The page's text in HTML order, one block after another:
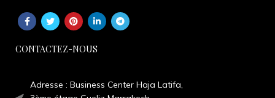
CONTACTEZ-NOUS
Adresse : Business Center Haja Latifa,